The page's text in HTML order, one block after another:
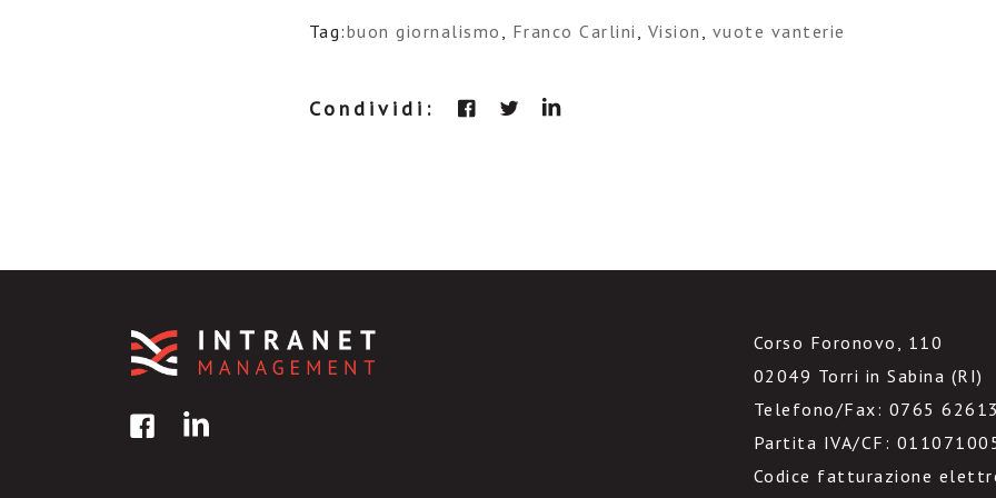
Tag:buon giornalismo , Franco Carlini , Vision , vuote vanterie
Condividi:
Corso Foronovo, 110
02049 Torri in Sabina (RI)
Telefono/Fax: 0765 62613
Partita IVA/CF:
Codice fatturazione